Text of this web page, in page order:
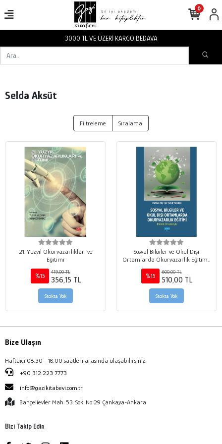
3000 TL VE ÜZERİ KARGO BEDAVA
0
Selda Aksüt
Filtreleme Sıralama
21. Yüzyıl Okuryazarlıkları ve
Eğitimi
%15
419,00 TL
356,15 TL
Stokta Yok
Sosyal Bilgiler ve Okul Dışı
Ortamlarda Okuryazarlık Eğitimi:
Etkinlik Örnekleriyle
%15
600,00 TL
510,00 TL
Stokta Yok
Bize Ulaşın
Haftaiçi 08:30 - 18:00 saatleri arasında ulaşabilirsiniz.
+90 312 223 7773
info@gazikitabevi.com.tr
Bahçelievler Mah. 53. Sok. No:29 Çankaya-Ankara
Bizi Takip Edin